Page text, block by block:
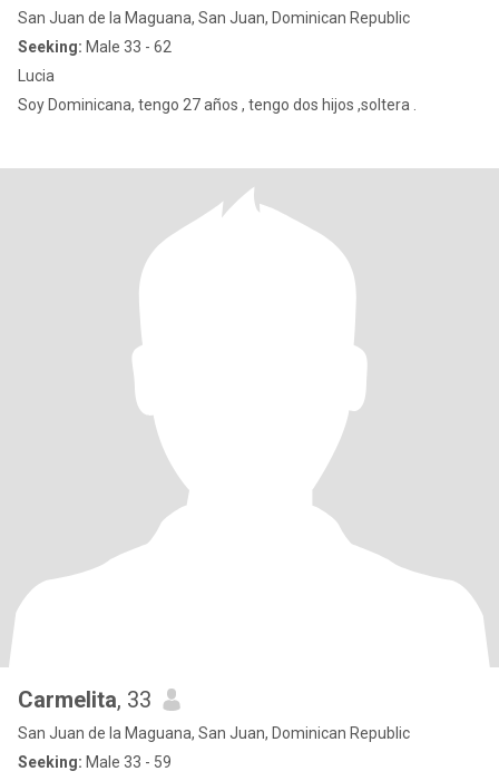
San Juan de la Maguana, San Juan, Dominican Republic
Seeking: Male 33 - 62
Lucia
Soy Dominicana, tengo 27 años , tengo dos hijos ,soltera .
Carmelita, 33
San Juan de la Maguana, San Juan, Dominican Republic
Seeking: Male 33 - 59